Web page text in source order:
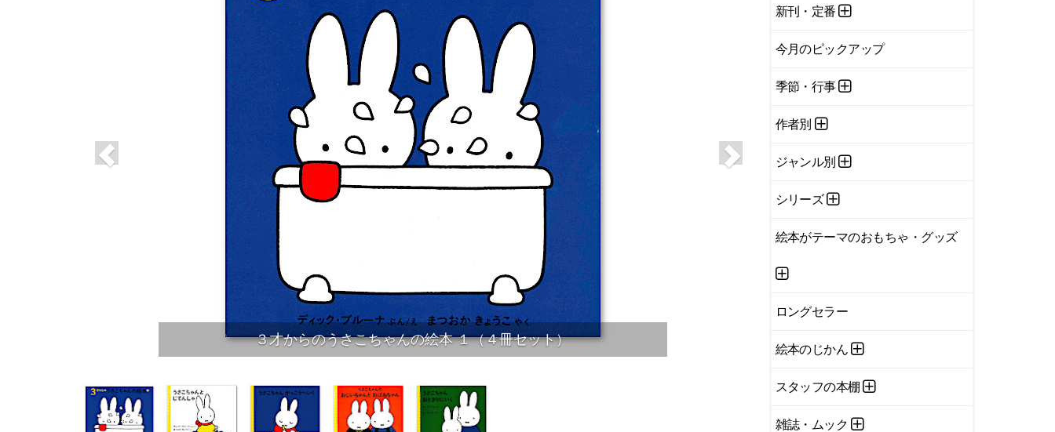
３才からのうさこちゃんの絵本 １（４冊セット）
新刊・定番
今月のピックアップ
季節・行事
作者別
ジャンル別
シリーズ
絵本がテーマのおもちゃ・グッズ
ロングセラー
絵本のじかん
スタッフの本棚
雑誌・ムック